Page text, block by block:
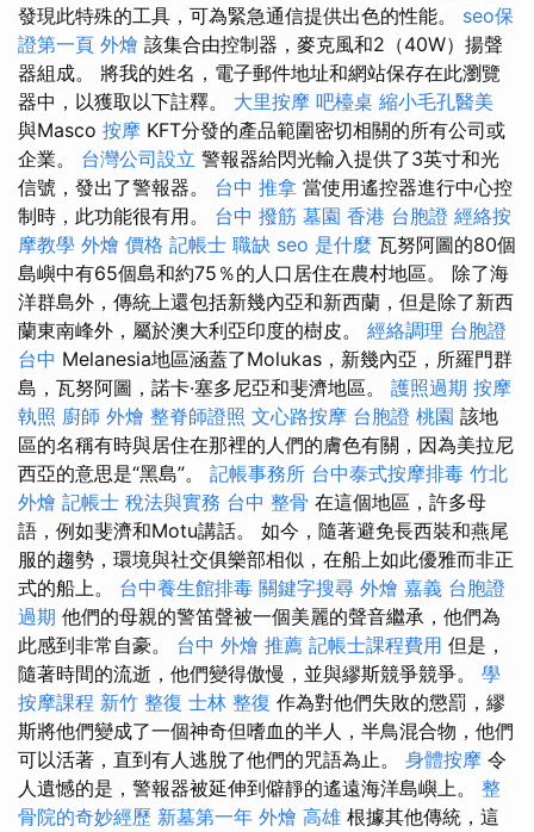
發現此特殊的工具，可為緊急通信提供出色的性能。 seo保
證第一頁 外燴 該集合由控制器，麥克風和2（40W）揚聲
器組成。 將我的姓名，電子郵件地址和網站保存在此瀏覽
器中，以獲取以下註釋。 大里按摩 吧檯桌 縮小毛孔醫美
與Masco 按摩 KFT分發的產品範圍密切相關的所有公司或
企業。 台灣公司設立 警報器給閃光輸入提供了3英寸和光
信號，發出了警報器。 台中 推拿 當使用遙控器進行中心控
制時，此功能很有用。 台中 撥筋 墓園 香港 台胞證 經絡按
摩教學 外燴 價格 記帳士 職缺 seo 是什麼 瓦努阿圖的80個
島嶼中有65個島和約75％的人口居住在農村地區。 除了海
洋群島外，傳統上還包括新幾內亞和新西蘭，但是除了新西
蘭東南峰外，屬於澳大利亞印度的樹皮。 經絡調理 台胞證
台中 Melanesia地區涵蓋了Molukas，新幾內亞，所羅門群
島，瓦努阿圖，諾卡·塞多尼亞和斐濟地區。 護照過期 按摩
執照 廚師 外燴 整脊師證照 文心路按摩 台胞證 桃園 該地
區的名稱有時與居住在那裡的人們的膚色有關，因為美拉尼
西亞的意思是“黑島”。 記帳事務所 台中泰式按摩排毒 竹北
外燴 記帳士 稅法與實務 台中 整骨 在這個地區，許多母
語，例如斐濟和Motu講話。 如今，隨著避免長西裝和燕尾
服的趨勢，環境與社交俱樂部相似，在船上如此優雅而非正
式的船上。 台中養生館排毒 關鍵字搜尋 外燴 嘉義 台胞證
過期 他們的母親的警笛聲被一個美麗的聲音繼承，他們為
此感到非常自豪。 台中 外燴 推薦 記帳士課程費用 但是，
隨著時間的流逝，他們變得傲慢，並與繆斯競爭競爭。 學
按摩課程 新竹 整復 士林 整復 作為對他們失敗的懲罰，繆
斯將他們變成了一個神奇但嗜血的半人，半鳥混合物，他們
可以活著，直到有人逃脫了他們的咒語為止。 身體按摩 令
人遺憾的是，警報器被延伸到僻靜的遙遠海洋島嶼上。 整
骨院的奇妙經歷 新墓第一年 外燴 高雄 根據其他傳統，這